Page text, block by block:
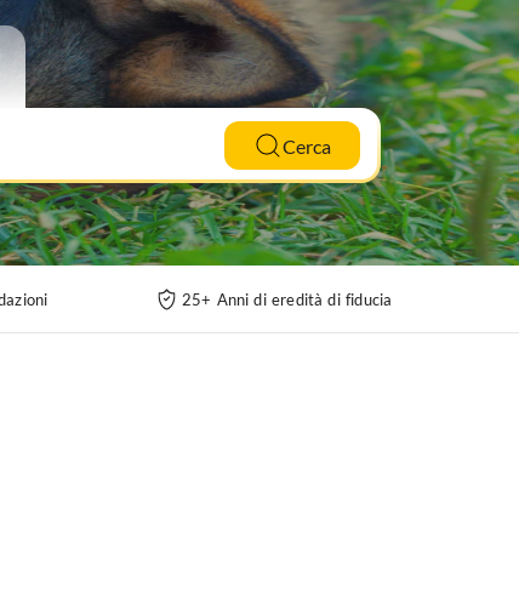
Cerca
25+ Anni di eredità di fiducia